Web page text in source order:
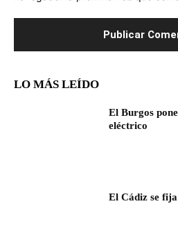
LO MÁS LEÍDO
El Burgos
eléctrico
El Cádiz se